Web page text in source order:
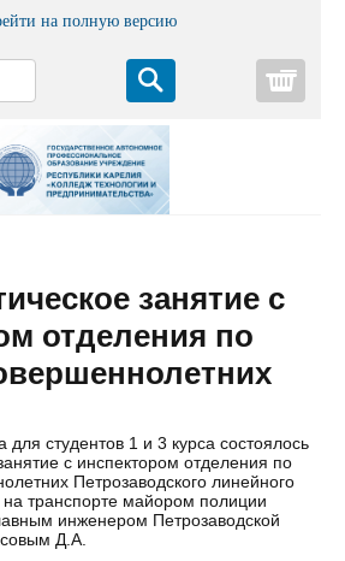
на полную версию
занятие с
отделения по
для студентов 1 и 3 курса состоялось
с инспектором отделения по
Петрозаводского линейного
транспорте майором полиции
инженером Петрозаводской
Д.А.